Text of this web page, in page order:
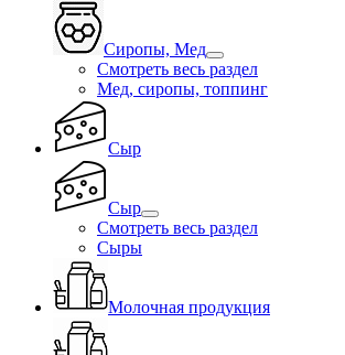
Сиропы, Мед
Смотреть весь раздел
Мед, сиропы, топпинг
Сыр
Сыр
Смотреть весь раздел
Сыры
Молочная продукция